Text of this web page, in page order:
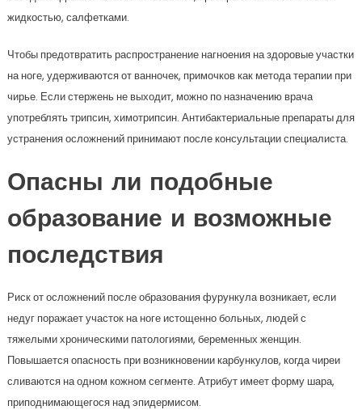
жидкостью, салфетками.
Чтобы предотвратить распространение нагноения на здоровые участки
на ноге, удерживаются от ванночек, примочков как метода терапии при
чирье. Если стержень не выходит, можно по назначению врача
употреблять трипсин, химотрипсин. Антибактериальные препараты для
устранения осложнений принимают после консультации специалиста.
Опасны ли подобные
образование и возможные
последствия
Риск от осложнений после образования фурункула возникает, если
недуг поражает участок на ноге истощенно больных, людей с
тяжелыми хроническими патологиями, беременных женщин.
Повышается опасность при возникновении карбункулов, когда чиреи
сливаются на одном кожном сегменте. Атрибут имеет форму шара,
приподнимающегося над эпидермисом.